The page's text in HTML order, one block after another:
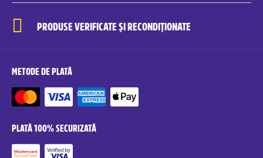
PRODUSE VERIFICATE ȘI RECONDIȚIONATE
METODE DE PLATĂ
PLATĂ 100% SECURIZATĂ